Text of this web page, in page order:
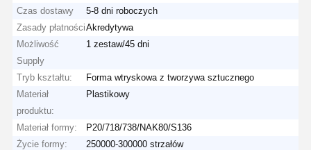
Czas dostawy
5-8 dni roboczych
Zasady płatnościAkredytywa
Możliwość
Supply
1 zestaw/45 dni
Tryb kształtu:
Forma wtryskowa z tworzywa sztucznego
Materiał
produktu:
Plastikowy
Materiał formy:
P20/718/738/NAK80/S136
Życie formy:
250000-300000 strzałów